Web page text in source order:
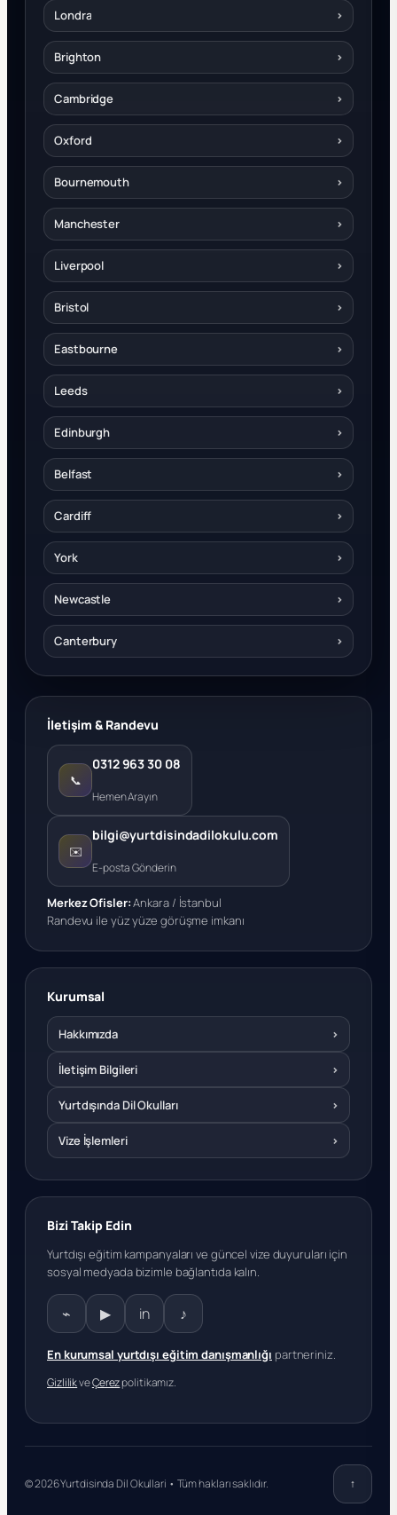
Londra ›
Brighton ›
Cambridge ›
Oxford ›
Bournemouth ›
Manchester ›
Liverpool ›
Bristol ›
Eastbourne ›
Leeds ›
Edinburgh ›
Belfast ›
Cardiff ›
York ›
Newcastle ›
Canterbury ›
İletişim & Randevu
📞
0312 963 30 08
Hemen Arayın
✉️
bilgi@yurtdisindadilokulu.com
E-posta Gönderin
Merkez Ofisler:Ankara / İstanbul
Randevu ile yüz yüze görüşme imkanı
Kurumsal
Hakkımızda ›
İletişim Bilgileri ›
Yurtdışında Dil Okulları ›
Vize İşlemleri ›
Bizi Takip Edin
Yurtdışı eğitim kampanyaları ve güncel vize duyuruları için
sosyal medyada bizimle bağlantıda kalın.
⌁ ▶ in ♪
En kurumsal yurtdışı eğitim danışmanlığı partneriniz.
GizlilikveÇerezpolitikamız.
© 2026 Yurtdisinda Dil Okullari • Tüm hakları saklıdır. ↑